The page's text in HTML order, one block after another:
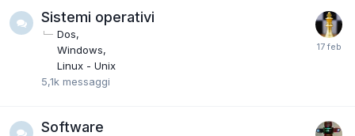
Sistemi operativi
Dos
Windows
Linux - Unix
5,1k messaggi
Software